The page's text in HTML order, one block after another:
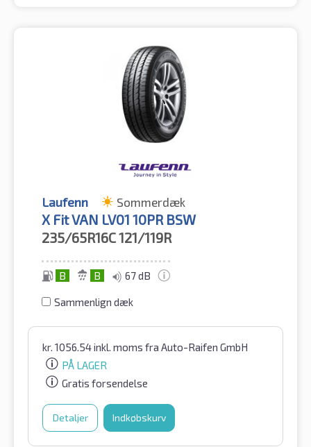
Laufenn Sommerdæk
X Fit VAN LV01 10PR BSW
235/65R16C121/119R
B B 67 dB
Sammenlign dæk
kr. 1056.54inkl. moms fra Auto-Raifen GmbH
PÅ LAGER
Gratis forsendelse
Detaljer Indkøbskurv